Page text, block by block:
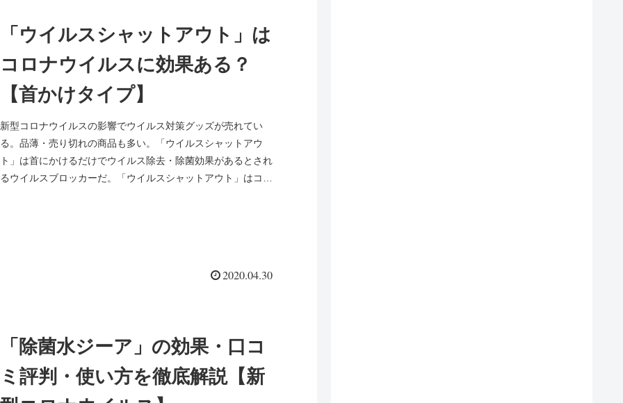
「ウイルスシャットアウト」は
コロナウイルスに効果ある？
【首かけタイプ】
新型コロナウイルスの影響でウイルス対策グッズが売れてい
る。品薄・売り切れの商品も多い。「ウイルスシャットアウ
ト」は首にかけるだけでウイルス除去・除菌効果があるとされ
るウイルスブロッカーだ。「ウイルスシャットアウト」はコロ
2020.04.30
「除菌水ジーア」の効果・口コ
ミ評判・使い方を徹底解説【新